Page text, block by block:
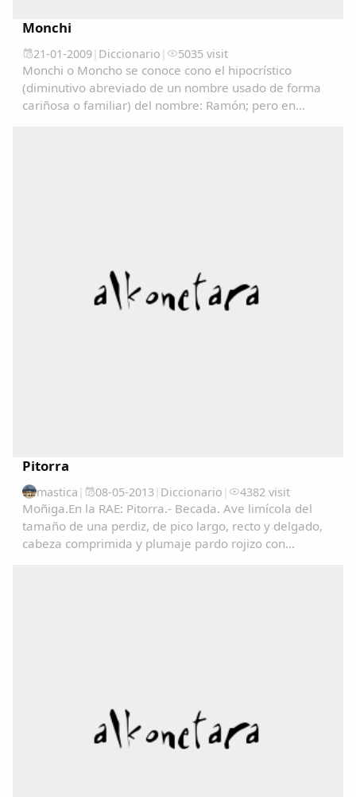
Monchi
21-01-2009| Diccionario | 5035 visit
Monchi o Moncho se conoce cono el hipocrístico
(diminutivo abreviado de un nombre usado de forma
cariñosa o familiar) del nombre: Ramón; pero en
Pitorra
mastica | 08-05-2013| Diccionario | 4382 visit
Moñiga.En la RAE: Pitorra.- Becada. Ave limícola del
tamaño de una perdiz, de pico largo, recto y delgado,
cabeza comprimida y plumaje pardo rojizo con